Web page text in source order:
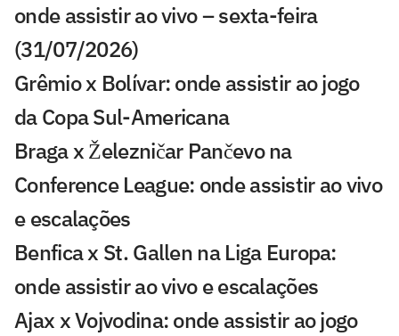
onde assistir ao vivo – sexta-feira
(31/07/2026)
Grêmio x Bolívar: onde assistir ao jogo
da Copa Sul-Americana
Braga x Železničar Pančevo na
Conference League: onde assistir ao vivo
e escalações
Benfica x St. Gallen na Liga Europa:
onde assistir ao vivo e escalações
Ajax x Vojvodina: onde assistir ao jogo